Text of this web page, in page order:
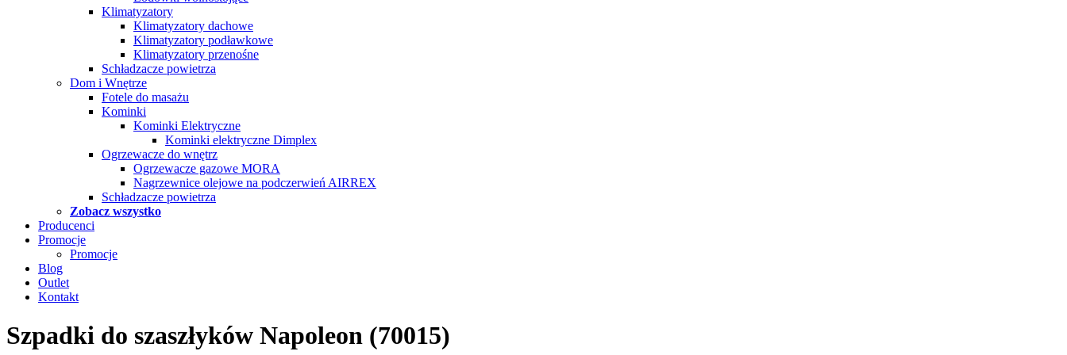
Klimatyzatory
Klimatyzatory dachowe
Klimatyzatory podławkowe
Klimatyzatory przenośne
Schładzacze powietrza
Dom i Wnętrze
Fotele do masażu
Kominki
Kominki Elektryczne
Kominki elektryczne Dimplex
Ogrzewacze do wnętrz
Ogrzewacze gazowe MORA
Nagrzewnice olejowe na podczerwień AIRREX
Schładzacze powietrza
Zobacz wszystko
Producenci
Promocje
Promocje
Blog
Outlet
Kontakt
Szpadki do szaszłyków Napoleon (70015)